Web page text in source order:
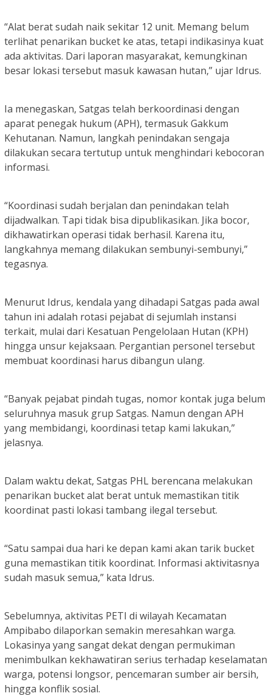
“Alat berat sudah naik sekitar 12 unit. Memang belum
terlihat penarikan bucket ke atas, tetapi indikasinya kuat
ada aktivitas. Dari laporan masyarakat, kemungkinan
besar lokasi tersebut masuk kawasan hutan,” ujar Idrus.
Ia menegaskan, Satgas telah berkoordinasi dengan
aparat penegak hukum (APH), termasuk Gakkum
Kehutanan. Namun, langkah penindakan sengaja
dilakukan secara tertutup untuk menghindari kebocoran
informasi.
“Koordinasi sudah berjalan dan penindakan telah
dijadwalkan. Tapi tidak bisa dipublikasikan. Jika bocor,
dikhawatirkan operasi tidak berhasil. Karena itu,
langkahnya memang dilakukan sembunyi-sembunyi,”
tegasnya.
Menurut Idrus, kendala yang dihadapi Satgas pada awal
tahun ini adalah rotasi pejabat di sejumlah instansi
terkait, mulai dari Kesatuan Pengelolaan Hutan (KPH)
hingga unsur kejaksaan. Pergantian personel tersebut
membuat koordinasi harus dibangun ulang.
“Banyak pejabat pindah tugas, nomor kontak juga belum
seluruhnya masuk grup Satgas. Namun dengan APH
yang membidangi, koordinasi tetap kami lakukan,”
jelasnya.
Dalam waktu dekat, Satgas PHL berencana melakukan
penarikan bucket alat berat untuk memastikan titik
koordinat pasti lokasi tambang ilegal tersebut.
“Satu sampai dua hari ke depan kami akan tarik bucket
guna memastikan titik koordinat. Informasi aktivitasnya
sudah masuk semua,” kata Idrus.
Sebelumnya, aktivitas PETI di wilayah Kecamatan
Ampibabo dilaporkan semakin meresahkan warga.
Lokasinya yang sangat dekat dengan permukiman
menimbulkan kekhawatiran serius terhadap keselamatan
warga, potensi longsor, pencemaran sumber air bersih,
hingga konflik sosial.